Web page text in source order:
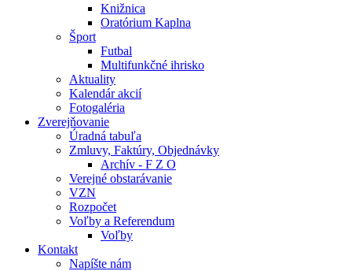
Knižnica
Oratórium Kaplna
Šport
Futbal
Multifunkčné ihrisko
Aktuality
Kalendár akcií
Fotogaléria
Zverejňovanie
Úradná tabuľa
Zmluvy, Faktúry, Objednávky
Archív - F Z O
Verejné obstarávanie
VZN
Rozpočet
Voľby a Referendum
Voľby
Kontakt
Napíšte nám